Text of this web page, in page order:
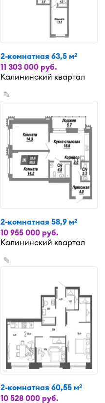
2-комнатная 63,5 м2
11 303 000 руб.
Калининский квартал
✎
2-комнатная 58,9 м2
10 955 000 руб.
Калининский квартал
✎
2-комнатная 60,55 м2
10 528 000 руб.